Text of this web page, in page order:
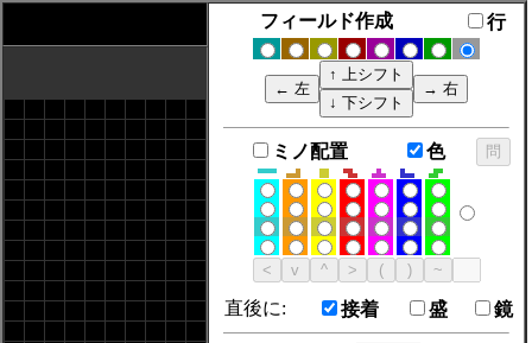
フィールド作成 行
ミノ配置 色
直後に: 接着 盛 鏡